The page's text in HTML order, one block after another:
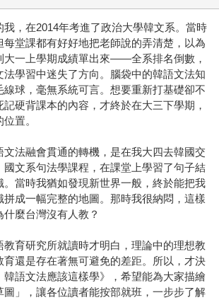
我，在2014年考進了政治大學韓文系。當時
每堂課都有好好地把老師說的弄清楚，以為
大一上學期成績單出來――全系排名倒數，
學習中迷失了方向。腦袋中的韓語文法知
球，毫無系統可言。想要重新打基礎卻不
硬背課本的內容，才終於在大三下學期，
置。
法融會貫通的轉機，是在我大四去韓國交
國文系句法學課程，在課堂上學習了句子結
。當時我猶如發現新世界一般，終於能把我
拼成一幅完整的地圖。那時我很納悶，這樣
麼台灣沒有人教？
育研究所就讀時才明白，理論中的理想教
育還是存在著無可避免的差距。所以，才決
韓語文法應該這樣學》，希望能為大家描繪
圖」，讓各位讀者能按部就班，一步步了解